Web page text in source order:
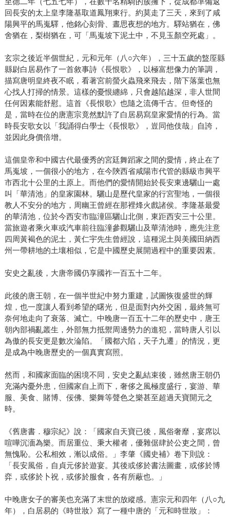
回長安的太上皇李隆基取道鳳翔東行。約莫走了三天，來到了咸
陽興平的馬嵬驛，他銘心刻骨、晝思夜想的地方。驛站猶在，佛
舍猶在，梨樹猶在，可「馬嵬坡下泥土中，不見玉顏空死處」。
玄宗之後近半個世紀，元和元年（八○六年），三十五歲的盩厔縣
縣尉白居易作了一首敘事詩《長恨歌》，以極富想像力的筆調，
描寫唐明皇終夜不眠，看著宮前螢火蟲飛來飛去，階下落葉也無
心找人打掃的情景。這樣的憂恨纏綿，只會越陷越深，非人世間
任何因素能舒慰。這首《長恨歌》也隨之流傳千古。但奇怪的
是，當時在位的唐憲宗竟然默許了白居易寫皇家愛情的行為。當
時長安歌女以「我誦得白學士《長恨歌》，豈同他伎哉」自誇，
並因此身價倍增。
這個皇帝和中國古代最優秀的宮廷舞蹈家之間的愛情，終止在了
馬嵬坡，一個很小的地方，在今陝西省咸陽市代管的縣級市興平
市西北十公里的土原上。而他們的愛情開始於長安東邊驪山一處
叫「華清池」的皇家園林。驪山是歷代皇家的行宮聖地，一個很
教人不安分的地方，周幽王曾經在那裡烽火戲諸侯。李隆基最愛
的華清池，位於今西安市臨潼區驪山北側，東距西安三十公里。
當旅遊者乘火車或汽車前往臨潼參觀驪山及華清池時，應先注意
四周黃褐色的泥土，黃仁宇先生曾經說，這種泥土與美國田納西
州一帶耕地的土壤相似，它是中國歷史展開過程中的重要因素。
安史之亂後，大唐帝國仍享國祚一百五十二年。
此後的唐王朝，在一個半世紀中努力重建，試圖恢復盛世的輝
煌，也一度讓人看到希望的曙光，但是面對內外交困，最終無可
奈何地走向了衰落、滅亡。中晚唐一百五十二年的歷史中，唐王
朝內部禍亂叢生，外部無力抵禦周邊勢力的進犯，當時唐人引以
為傲的長安更是數次淪陷。「國都六陷，天子九遷」的情況，更
是成為中晚唐歷史的一個真實寫照。
然而，和國家面臨的困境不同，安史之亂結束後，雖然唐王朝仍
充滿內憂外患，但國家自上而下，奢侈之風極度盛行，宴游、華
服、美食、賭博、佞佛、樂舞等聲色之樂甚至超過天寶開元之
時。
《舊唐書．穆宗紀》說：「國家自天寶已後，風俗奢靡，宴席以
喧嘩沉湎為樂。而居重位、秉大權者，優雜倨肆於公吏之間，曾
無愧恥。公私相效，漸以成俗。」李肇《國史補》卷下則說：
「長安風俗，自貞元侈於遊宴。其後或侈於書法圖畫，或侈於博
弈，或侈於卜祝，或侈於服食，各有所蔽也。」
中晚唐女子的審美也充滿了末世的放縱感。憲宗元和四年（八○九
年），白居易的《時世妝》寫了一種中唐的「元和時世妝」：